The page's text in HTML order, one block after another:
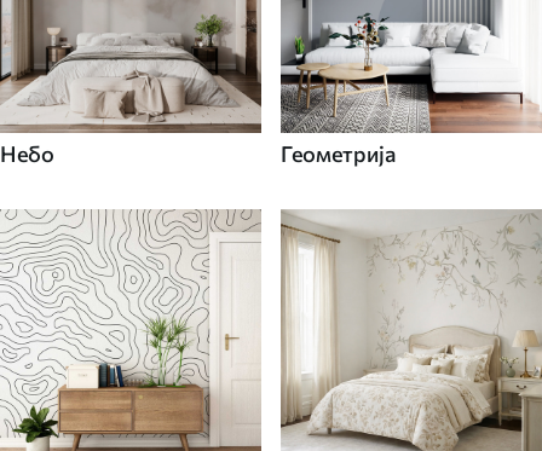
Небо Геометрија